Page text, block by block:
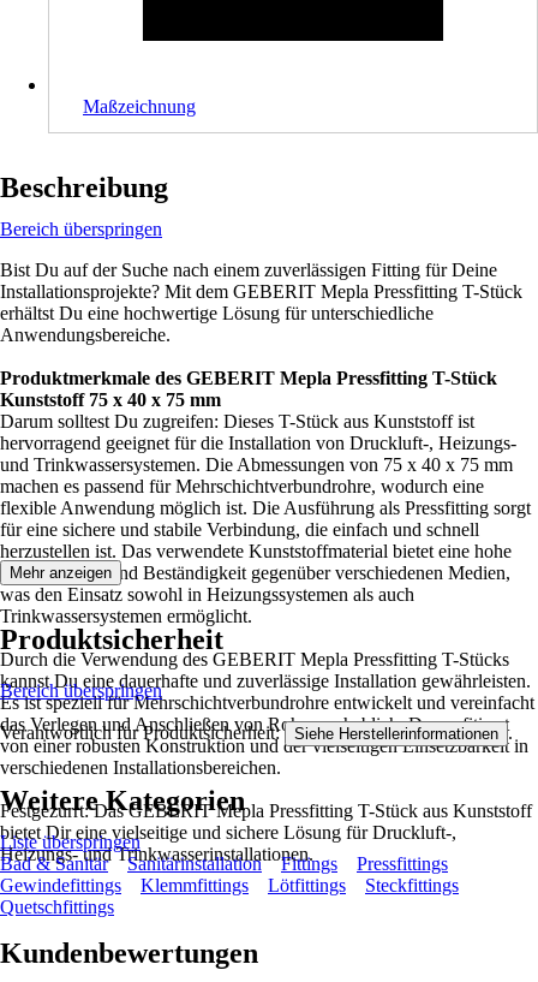
Maßzeichnung
Beschreibung
Bereich überspringen
Bist Du auf der Suche nach einem zuverlässigen Fitting für Deine
Installationsprojekte? Mit dem GEBERIT Mepla Pressfitting T-Stück
erhältst Du eine hochwertige Lösung für unterschiedliche
Anwendungsbereiche.
Produktmerkmale des GEBERIT Mepla Pressfitting T-Stück
Kunststoff 75 x 40 x 75 mm
Darum solltest Du zugreifen: Dieses T-Stück aus Kunststoff ist
hervorragend geeignet für die Installation von Druckluft-, Heizungs-
und Trinkwassersystemen. Die Abmessungen von 75 x 40 x 75 mm
machen es passend für Mehrschichtverbundrohre, wodurch eine
flexible Anwendung möglich ist. Die Ausführung als Pressfitting sorgt
für eine sichere und stabile Verbindung, die einfach und schnell
herzustellen ist. Das verwendete Kunststoffmaterial bietet eine hohe
Langlebigkeit und Beständigkeit gegenüber verschiedenen Medien,
was den Einsatz sowohl in Heizungssystemen als auch
Trinkwassersystemen ermöglicht.
Durch die Verwendung des GEBERIT Mepla Pressfitting T-Stücks
kannst Du eine dauerhafte und zuverlässige Installation gewährleisten.
Es ist speziell für Mehrschichtverbundrohre entwickelt und vereinfacht
das Verlegen und Anschließen von Rohren erheblich. Du profitierst
von einer robusten Konstruktion und der vielseitigen Einsetzbarkeit in
verschiedenen Installationsbereichen.
Festgezurrt: Das GEBERIT Mepla Pressfitting T-Stück aus Kunststoff
bietet Dir eine vielseitige und sichere Lösung für Druckluft-,
Heizungs- und Trinkwasserinstallationen.
Mehr anzeigen
Produktsicherheit
Bereich überspringen
Verantwortlich für Produktsicherheit: Siehe Herstellerinformationen .
Weitere Kategorien
Liste überspringen
Bad & Sanitär
Sanitärinstallation Fittings
Pressfittings
Gewindefittings
Klemmfittings Lötfittings
Steckfittings
Quetschfittings
Kundenbewertungen